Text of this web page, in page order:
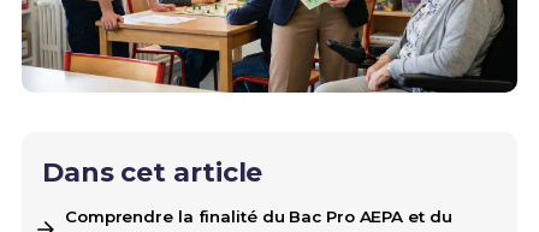
Dans cet article
Comprendre la finalité du Bac Pro AEPA et du